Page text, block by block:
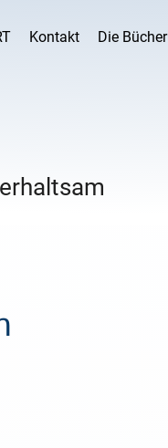
Kontakt Die Bücher